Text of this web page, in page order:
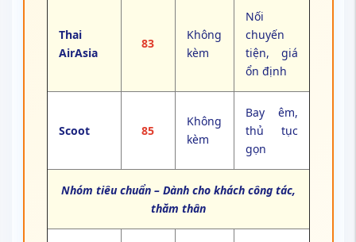
Thai
AirAsia
83
Không
kèm
Nối
chuyến
tiện, giá
ổn định
Scoot 85
Không
kèm
Bay êm,
thủ tục
gọn
Nhóm tiêu chuẩn – Dành cho khách công tác,
thăm thân